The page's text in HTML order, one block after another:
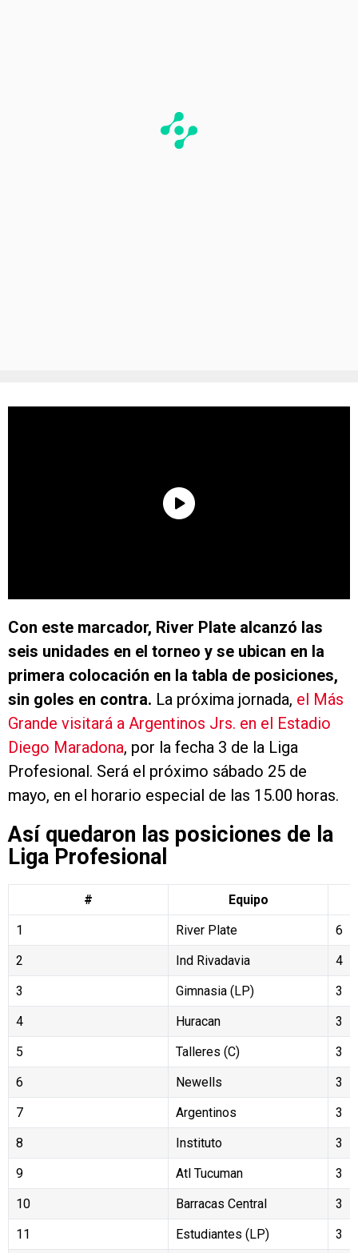
Con este marcador, River Plate alcanzó las
seis unidades en el torneo y se ubican en la
primera colocación en la tabla de posiciones,
sin goles en contra. La próxima jornada, el Más
Grande visitará a Argentinos Jrs. en el Estadio
Diego Maradona, por la fecha 3 de la Liga
Profesional. Será el próximo sábado 25 de
mayo, en el horario especial de las 15.00 horas.
Así quedaron las posiciones de la
Liga Profesional
#
Equipo
1
River Plate
6
2
Ind Rivadavia
4
3
Gimnasia (LP)
3
4
Huracan
3
5
Talleres (C)
3
6
Newells
3
7
Argentinos
3
8
Instituto
3
9
Atl Tucuman
3
10
Barracas Central
3
11
Estudiantes (LP) 3